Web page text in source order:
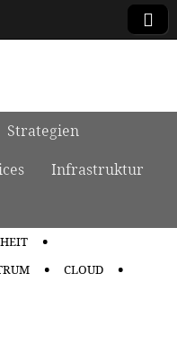
Strategien
Infrastruktur
CLOUD